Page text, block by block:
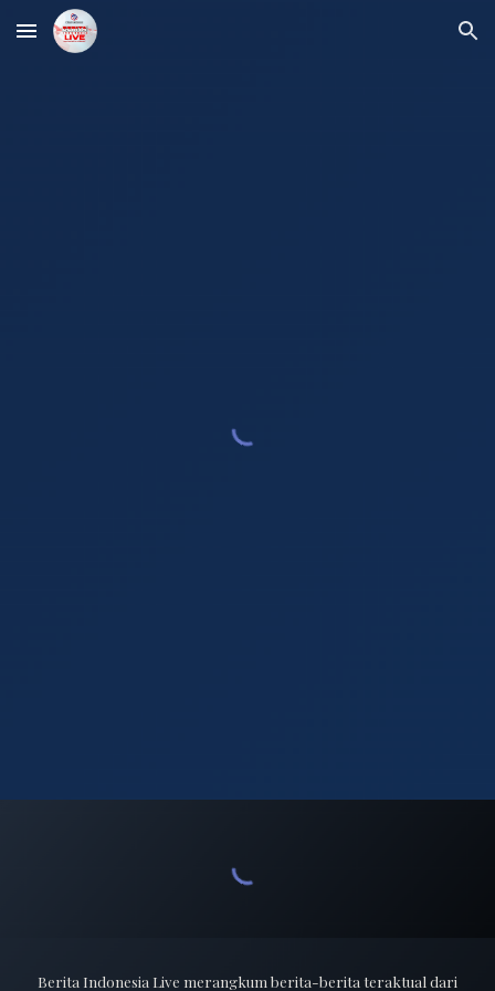
Skip to main content Skip to navigation
Berita Indonesia Live merangkum berita-berita teraktual dari